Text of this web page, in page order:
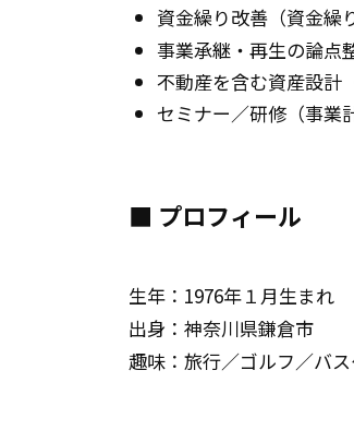
資金繰り改善（資金繰
事業承継・再生の論点
不動産を含む資産設計
セミナー／研修（事業
■ プロフィール
生年：1976年１月生まれ
出身：神奈川県鎌倉市
趣味：旅行／ゴルフ／バ